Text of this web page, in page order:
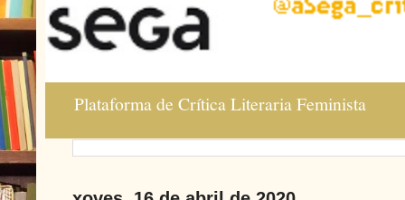
Plataforma de Crítica Literaria Feminista